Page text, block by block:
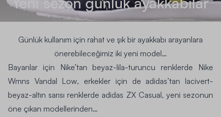
Günlük kullanım için rahat ve şık bir ayakkabı arayanlara
önerebileceğimiz iki yeni model…
Bayanlar için Nike’tan beyaz-lila-turuncu renklerde Nike
Wmns Vandal Low, erkekler için de adidas’tan lacivert-
beyaz-altın sarısı renklerde adidas ZX Casual, yeni sezonun
öne çıkan modellerinden…